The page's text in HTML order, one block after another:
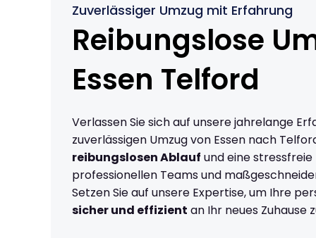
Zuverlässiger Umzug mit Erfahrung
Reibungslose
Essen Telford
Verlassen Sie sich auf unsere jahrelange
zuverlässigen Umzug von Essen nach
reibungslosen Ablauf und eine
professionellen Teams und
Setzen Sie auf unsere Expertise, um Ihre
sicher und effizient an Ihr neues Zuhause